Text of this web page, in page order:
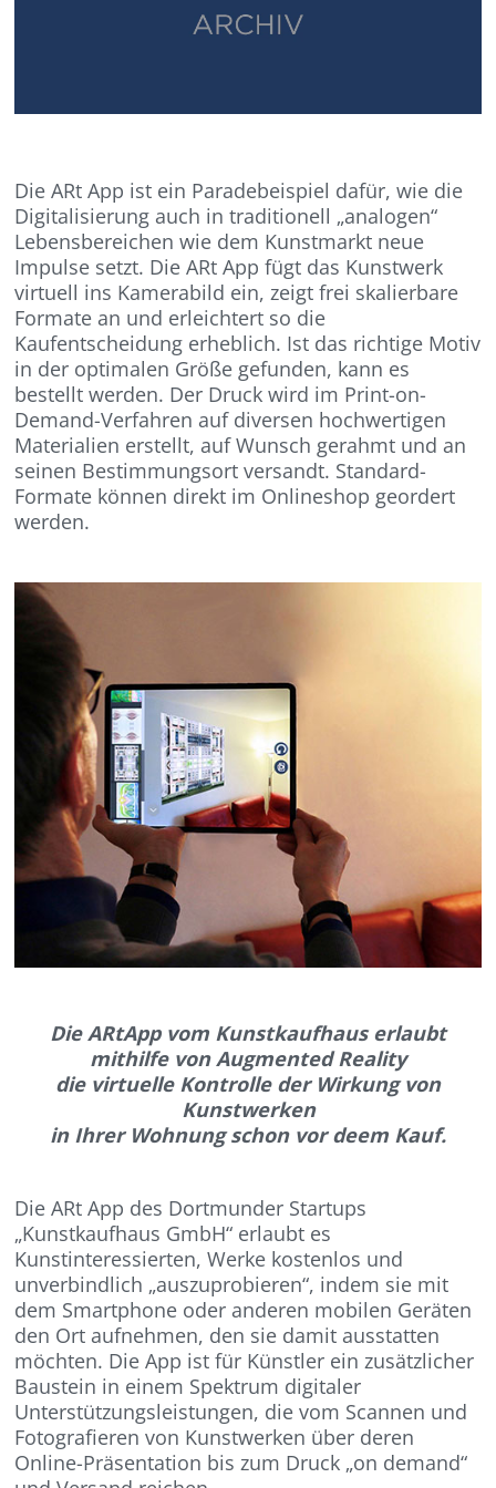
Die ARt App ist ein Paradebeispiel dafür, wie die
Digitalisierung auch in traditionell „analogen“
Lebensbereichen wie dem Kunstmarkt neue
Impulse setzt. Die ARt App fügt das Kunstwerk
virtuell ins Kamerabild ein, zeigt frei skalierbare
Formate an und erleichtert so die
Kaufentscheidung erheblich. Ist das richtige Motiv
in der optimalen Größe gefunden, kann es
bestellt werden. Der Druck wird im Print-on-
Demand-Verfahren auf diversen hochwertigen
Materialien erstellt, auf Wunsch gerahmt und an
seinen Bestimmungsort versandt. Standard-
Formate können direkt im Onlineshop geordert
werden.
Die ARtApp vom Kunstkaufhaus erlaubt
mithilfe von Augmented Reality
die virtuelle Kontrolle der Wirkung von
Kunstwerken
in Ihrer Wohnung schon vor deem Kauf.
Die ARt App des Dortmunder Startups
„Kunstkaufhaus GmbH“ erlaubt es
Kunstinteressierten, Werke kostenlos und
unverbindlich „auszuprobieren“, indem sie mit
dem Smartphone oder anderen mobilen Geräten
den Ort aufnehmen, den sie damit ausstatten
möchten. Die App ist für Künstler ein zusätzlicher
Baustein in einem Spektrum digitaler
Unterstützungsleistungen, die vom Scannen und
Fotografieren von Kunstwerken über deren
Online-Präsentation bis zum Druck „on demand“